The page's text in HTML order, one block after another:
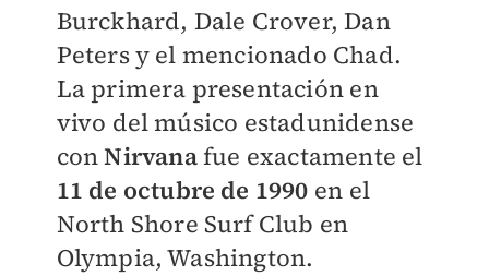
Burckhard, Dale Crover, Dan
Peters y el mencionado Chad.
La primera presentación en
vivo del músico estadunidense
conNirvanafue exactamente el
11 de octubre de 1990 en el
North Shore Surf Club en
Olympia, Washington.